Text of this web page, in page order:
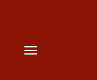
Toggle